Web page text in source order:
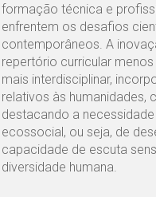
formação técnica e
enfrentem os desafios
contemporâneos. A
repertório curricular
mais interdisciplinar,
relativos às humanidades,
destacando a
ecossocial, ou seja, de
capacidade de escuta
diversidade humana.